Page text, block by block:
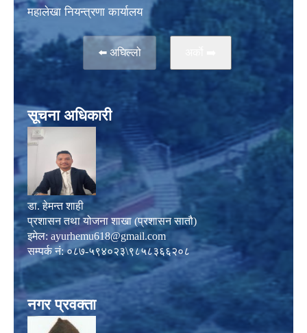
महालेखा नियन्त्रणा कार्यालय
⬅️ अघिल्लो
सूचना अधिकारी
डा. हेमन्त शाही
प्रशासन तथा योजना शाखा (प्रशासन सातौ)
इमेल: ayurhemu618@gmail.com
सम्पर्क नं: ०८७-५९४०२३\९८५८३६६२०८
नगर प्रवक्ता